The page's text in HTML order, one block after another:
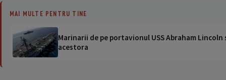
MAI MULTE PENTRU TINE
Marinarii de pe portavionul USS Abraham
acestora